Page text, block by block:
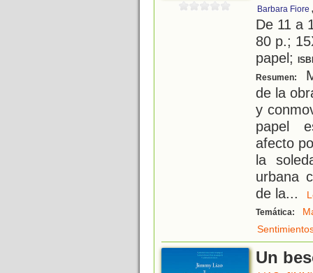
Barbara Fiore
De 11 a
80 p.;
papel;
Resumen:
de la
y
papel
afecto
la
urbana
de la...
Temática:
Un